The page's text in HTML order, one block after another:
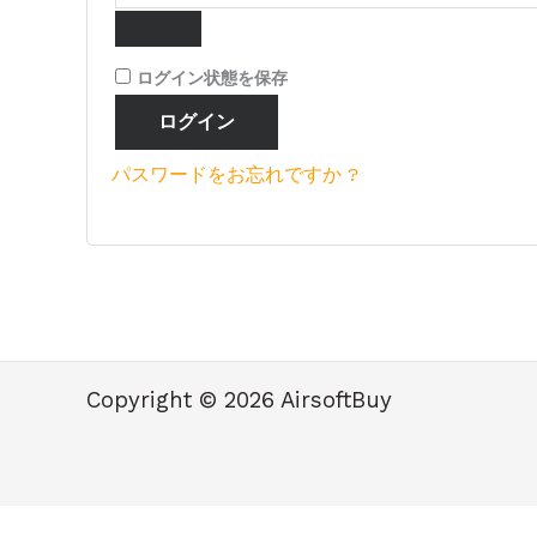
ログイン状態を保存
ログイン
パスワードをお忘れですか ?
Copyright © 2026 AirsoftBuy